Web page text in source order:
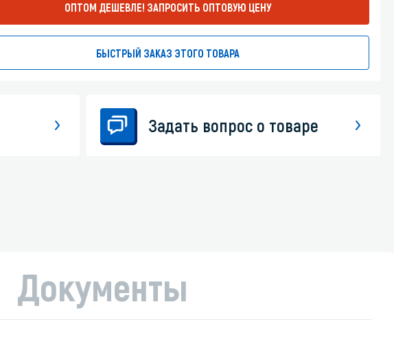
ОПТОМ ДЕШЕВЛЕ! ЗАПРОСИТЬ ОПТОВУЮ ЦЕНУ
БЫСТРЫЙ ЗАКАЗ ЭТОГО ТОВАРА
Задать вопрос о товаре
Документы